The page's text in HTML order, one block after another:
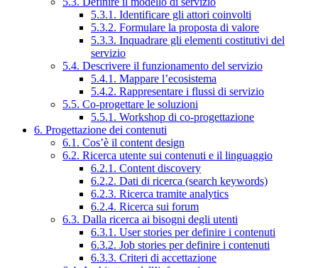
5.3.1. Identificare gli attori coinvolti
5.3.2. Formulare la proposta di valore
5.3.3. Inquadrare gli elementi costitutivi del
servizio
5.4. Descrivere il funzionamento del servizio
5.4.1. Mappare l’ecosistema
5.4.2. Rappresentare i flussi di servizio
5.5. Co-progettare le soluzioni
5.5.1. Workshop di co-progettazione
6. Progettazione dei contenuti
6.1. Cos’è il content design
6.2. Ricerca utente sui contenuti e il linguaggio
6.2.1. Content discovery
6.2.2. Dati di ricerca (search keywords)
6.2.3. Ricerca tramite analytics
6.2.4. Ricerca sui forum
6.3. Dalla ricerca ai bisogni degli utenti
6.3.1. User stories per definire i contenuti
6.3.2. Job stories per definire i contenuti
6.3.3. Criteri di accettazione